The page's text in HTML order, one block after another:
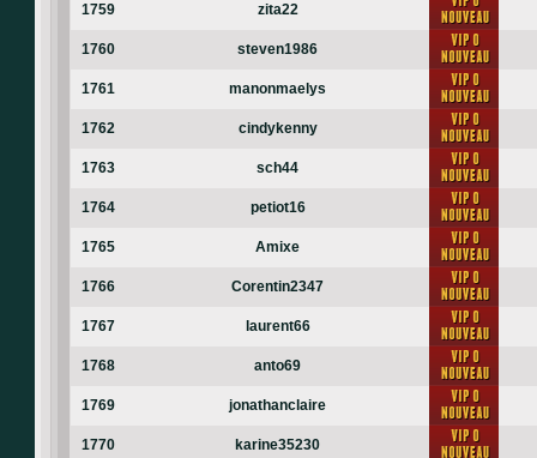
1759 zita22
1760 steven1986
1761 manonmaelys
1762 cindykenny
1763 sch44
1764 petiot16
1765 Amixe
1766 Corentin2347
1767 laurent66
1768 anto69
1769 jonathanclaire
1770 karine35230